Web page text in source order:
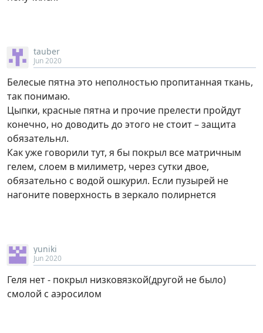
tauber
Jun 2020
Белесые пятна это неполностью пропитанная ткань,
так понимаю.
Цыпки, красные пятна и прочие прелести пройдут
конечно, но доводить до этого не стоит – защита
обязательнл.
Как уже говорили тут, я бы покрыл все матричным
гелем, слоем в милиметр, через сутки двое,
обязательно с водой ошкурил. Если пузырей не
нагоните поверхность в зеркало полирнется
yuniki
Jun 2020
Геля нет - покрыл низковязкой(другой не было)
смолой с аэросилом